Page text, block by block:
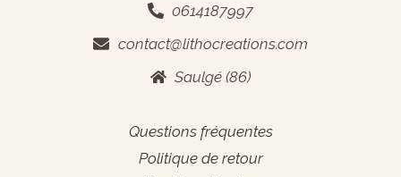
0614187997
contact@lithocreations.com
Saulgé (86)
Questions fréquentes
Politique de retour